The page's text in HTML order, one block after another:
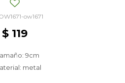
ow1671
$ 119
9cm
metal